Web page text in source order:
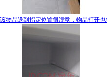
该物品送到指定位置很满意，物品打开